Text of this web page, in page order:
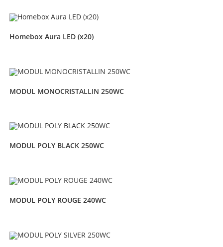
Homebox Aura LED (x20)
MODUL MONOCRISTALLIN 250WC
MODUL POLY BLACK 250WC
MODUL POLY ROUGE 240WC